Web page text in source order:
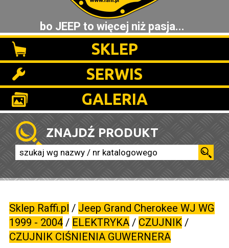
bo JEEP to więcej niż pasja...
SKLEP
SERWIS
GALERIA
ZNAJDŹ PRODUKT
Sklep Raffi.pl / Jeep Grand Cherokee WJ WG
1999 - 2004/ ELEKTRYKA/ CZUJNIK/
CZUJNIK CIŚNIENIA GUWERNERA